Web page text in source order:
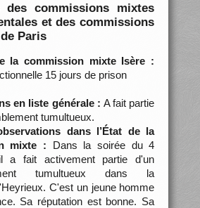
des commissions mixtes
et des commissions
Paris
la commission mixte Isère :
15 jours de prison
en liste générale : A fait partie
tumultueux.
dans l’État de la
mixte : Dans la soirée du 4
a fait activement partie d'un
tumultueux dans la
C'est un jeune homme
Sa réputation est bonne. Sa